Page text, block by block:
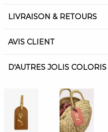
LIVRAISON & RETOURS
AVIS CLIENT
D'AUTRES JOLIS COLORIS